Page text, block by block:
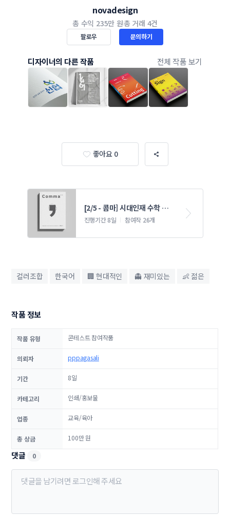
novadesign
총 수익 235만 원총 거래 4건
팔로우 문의하기
디자이너의 다른 작품 전체 작품 보기
좋아요 0
[2/5 - 콤마] 시대인재 수학 교
재 표지 콘테스트 2
진행기간 8일 참여작 26개
컬러조합 한국어 🏢 현대적인 👻 재미있는 👶 젊은
작품 정보
작품 유형 콘테스트 참여작품
의뢰자 pppagasali
기간 8일
카테고리 인쇄/홍보물
업종 교육/육아
총 상금 100만 원
댓글 0